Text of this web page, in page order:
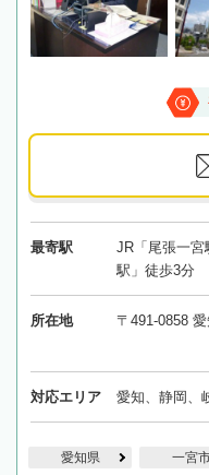
最寄駅
JR「尾張一
駅」徒歩3分
所在地 〒491-0858
対応エリア 愛知、静岡、
愛知県 一宮